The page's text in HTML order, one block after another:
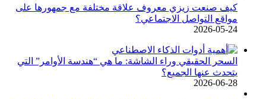
كيف صنعت زيزي معروف علاقة مختلفة مع جمهورها على
مواقع التواصل الاجتماعي؟
2026-05-24
السحر الحقيقي وراء الشاشة: ما هي “هندسة الأوامر” التي
يتحدث عنها الجميع؟
2026-06-28